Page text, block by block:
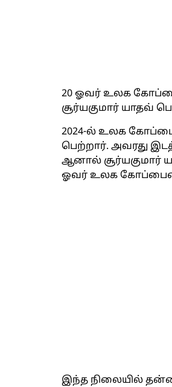
20 ஓவர் உலக
சூர்யகுமார் யாதவ்
2024-ல் உலக
பெற்றார். அவரது
ஆனால் சூர்யகுமார்
ஓவர் உலக
இந்த நிலையில்